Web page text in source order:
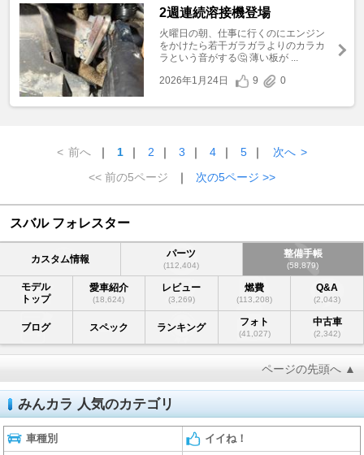
2週連続溶接機登場
火曜日の朝、仕事に行くのにエンジン
をかけたら若干ガラガラよりのカラカ
ラという音がする🤔 薄い板が ...
2026年1月24日
9 0
< 前へ ｜ 1 ｜ 2 ｜ 3 ｜ 4 ｜ 5 ｜ 次へ >
<< 前の5ページ
｜ 次の5ページ >>
スバル フォレスター
カスタム情報 パーツ
(112,404)
整備手帳
(58,879)
モデル
トップ
愛車紹介
(18,624)
レビュー
(3,269)
燃費
(113,208)
Q&A
(2,043)
ブログ スペック ランキング フォト
(41,027)
中古車
(2,342)
ページの先頭へ ▲
みんカラ 人気のカテゴリ
車種別 イイね！